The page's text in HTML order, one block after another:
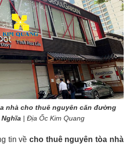
nhà cho thuê nguyên căn đường
| Địa Ốc Kim Quang
tin về cho thuê nguyên tòa nhà